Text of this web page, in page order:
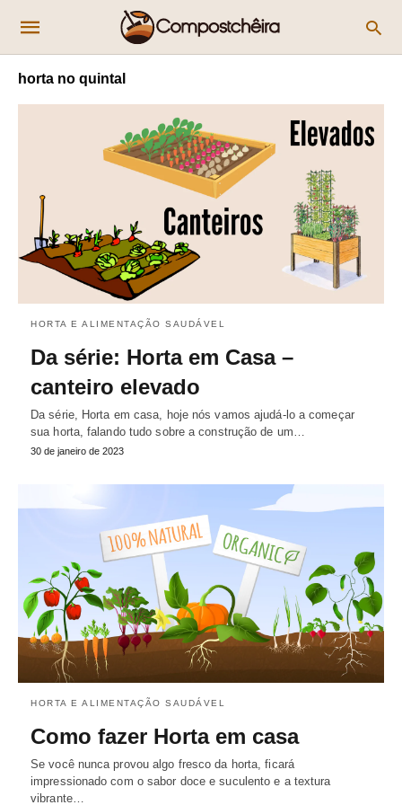
horta no quintal
HORTA E ALIMENTAÇÃO SAUDÁVEL
Da série: Horta em Casa –
canteiro elevado
Da série, Horta em casa, hoje nós vamos ajudá-lo a começar
sua horta, falando tudo sobre a construção de um…
30 de janeiro de 2023
HORTA E ALIMENTAÇÃO SAUDÁVEL
Como fazer Horta em casa
Se você nunca provou algo fresco da horta, ficará
impressionado com o sabor doce e suculento e a textura
vibrante…